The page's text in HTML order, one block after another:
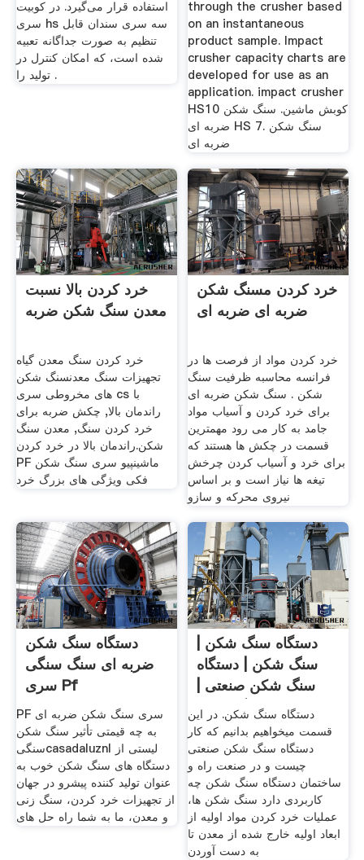
استفاده قرار می‌گیرد. در کوبیت
سری hs سه سری سندان قابل
تنظیم به صورت جداگانه تعبیه
شده است، که امکان کنترل در
تولید را .
through the crusher based
on an instantaneous
product sample. Impact
crusher capacity charts are
developed for use as an
application. impact crusher
HS10 کوبش ماشین. سنگ شکن
ضربه ای HS 7. سنگ شکن
ضربه ای
خرد کردن بالا نسبت
معدن سنگ شکن ضربه
خرد کردن سنگ معدن گیاه
تجهیزات سنگ معدنسنگ شکن
های مخروطی سری cs با
راندمان بالا, چکش ضربه برای
خرد کردن سنگ, معدن سنگ
شکن.راندمان بالا در خرد کردن
PF ماشینپیو سری سنگ شکن
فکی ویژگی های بزرگ خرد
خرد کردن مسنگ شکن
ضربه ای ضربه ای
خرد کردن مواد از فرصت ها در
فرانسه محاسبه ظرفیت سنگ
شکن . سنگ شکن ضربه ای
برای خرد کردن و آسیاب مواد
جامد به کار می رود مهمترین
قسمت در چکش ها هستند که
برای خرد و آسیاب کردن چرخش
تیغه ها نیاز است و بر اساس
نیروی محرکه و سازو
دستگاه سنگ شکن
ضربه ای سنگ سنگی
سری Pf
PF سری سنگ شکن ضربه ای
به چه قیمتی تأثیر سنگ شکن
سنگیcasadaluznl لیستی از
دستگاه های سنگ شکن خوب به
عنوان تولید کننده پیشرو در جهان
از تجهیزات خرد کردن، سنگ زنی
و معدن، ما به شما راه حل های
دستگاه سنگ شکن |
سنگ شکن | دستگاه
سنگ شکن صنعتی |
قیمت سنگ شکن
دستگاه سنگ شکن. در این
قسمت میخواهیم بدانیم که کار
دستگاه سنگ شکن صنعتی
چیست و در صنعت راه و
ساختمان دستگاه سنگ شکن چه
کاربردی دارد سنگ شکن‌ ها،
عملیات خرد کردن مواد اولیه از
ابعاد اولیه خارج شده از معدن تا
به‌ دست آوردن